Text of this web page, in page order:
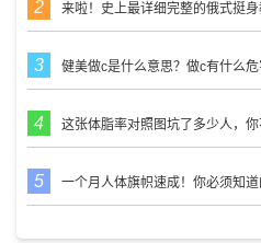
来啦！史上最详细完整的俄式挺
健美做c是什么意思？做c有什么危
这张体脂率对照图坑了多少人，
一个月人体旗帜速成！你必须知